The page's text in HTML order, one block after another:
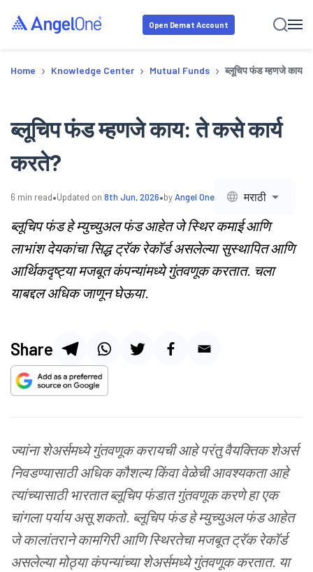
Open Demat Account
Home › Knowledge Center › Mutual Funds › ब्लूचिप फंड म्हणजे काय:
ब्लूचिप फंड म्हणजे काय: ते कसे कार्य
करते?
6 min read•Updated on 8th Jun, 2026•byAngel One मराठी
ब्लूचिप फंड हे म्युच्युअल फंड आहेत जे स्थिर कमाई आणि
लाभांश देयकांचा सिद्ध ट्रॅक रेकॉर्ड असलेल्या सुस्थापित आणि
आर्थिकदृष्ट्या मजबूत कंपन्यांमध्ये गुंतवणूक करतात. चला
याबद्दल अधिक जाणून घेऊया.
Share
ज्यांना शेअर्समध्ये गुंतवणूक करायची आहे परंतु वैयक्तिक शेअर्स
निवडण्यासाठी अधिक कौशल्य किंवा वेळेची आवश्यकता आहे
त्यांच्यासाठी भारतात ब्लूचिप फंडात गुंतवणूक करणे हा एक
चांगला पर्याय असू शकतो. ब्लूचिप फंड हे म्युच्युअल फंड आहेत
जे कालांतराने कामगिरी आणि स्थिरतेचा मजबूत ट्रॅक रेकॉर्ड
असलेल्या मोठ्या कंपन्यांच्या शेअर्समध्ये गुंतवणूक करतात. या